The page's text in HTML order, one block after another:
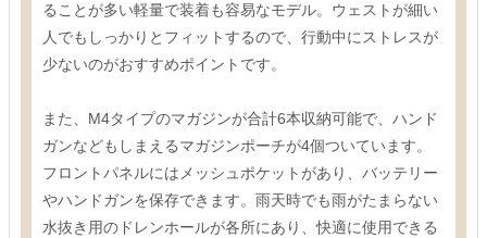
ることが多い軽量で装着も容易なモデル。ウェストが細い
人でもしっかりとフィットするので、行動中にストレスが
少ないのがおすすめポイントです。
また、M4タイプのマガジンが合計6本収納可能で、ハンド
ガンなどもしまえるマガジンポーチが4個ついています。
フロントパネルにはメッシュポケットがあり、バッテリー
やハンドガンを保存できます。雨天時でも雨がたまらない
水抜き用のドレンホールが各所にあり、快適に使用できる